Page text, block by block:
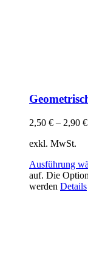
2,50 € – 2,90 €
exkl. MwSt.
Ausführung
auf. Die
werden Details